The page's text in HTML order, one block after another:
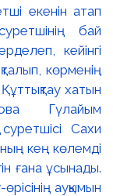
екенін атап
бай
кейінгі
көрменің
хатын
Гүлайым
Сахи
кең көлемді
ғана ұсынады.
ауқымын